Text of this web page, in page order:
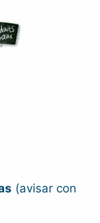
(avisar con